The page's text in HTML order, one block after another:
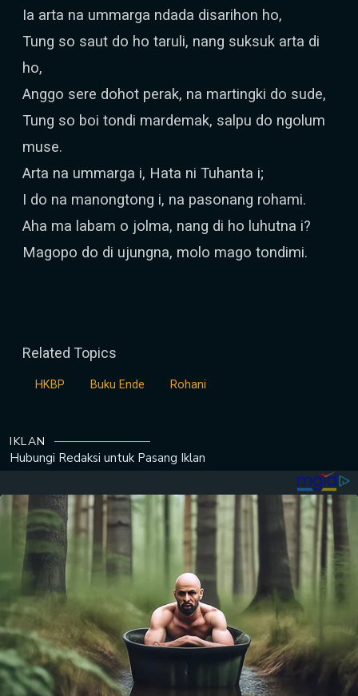
Ia arta na ummarga ndada disarihon ho,
Tung so saut do ho taruli, nang suksuk arta di
ho,
Anggo sere dohot perak, na martingki do sude,
Tung so boi tondi mardemak, salpu do ngolum
muse.
Arta na ummarga i, Hata ni Tuhanta i;
I do na manongtong i, na pasonang rohami.
Aha ma labam o jolma, nang di ho luhutna i?
Magopo do di ujungna, molo mago tondimi.
Related Topics
HKBP Buku Ende Rohani
IKLAN
Hubungi Redaksi untuk Pasang Iklan